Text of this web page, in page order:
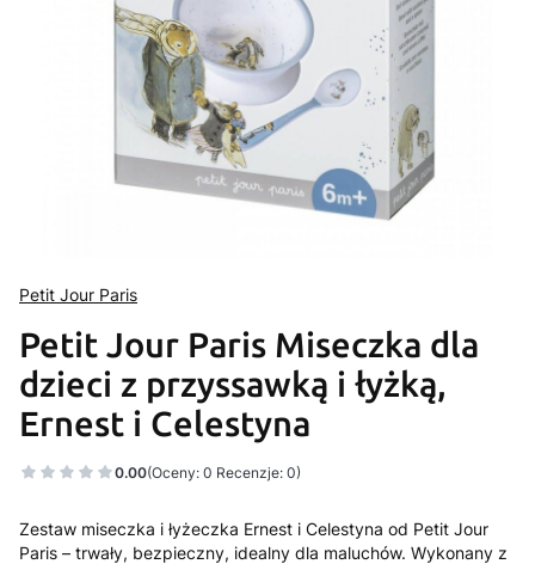
Petit Jour Paris
Petit Jour Paris Miseczka dla
dzieci z przyssawką i łyżką,
Ernest i Celestyna
0.00(Oceny: 0 Recenzje: 0)
Zestaw miseczka i łyżeczka Ernest i Celestyna od Petit Jour
Paris – trwały, bezpieczny, idealny dla maluchów. Wykonany z